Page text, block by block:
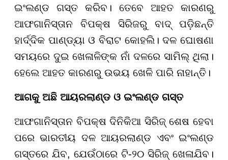
ଇଂଲଣ୍ଡ ଗସ୍ତ କରିବ। ତେବେ ଆହତ କାରଣରୁ
ଆଫଗାନିସ୍ତାନ ବିପକ୍ଷ ସିରିଜରୁ ବାଦ୍ ପଡ଼ିଛନ୍ତି
ହାର୍ଦ୍ଦିକ ପାଣ୍ଡ୍ୟା ଓ ବିରାଟ କୋହଲି। ଦଳ ଘୋଷଣା
ସମୟରେ ଦୁଇ ଖେଳାଳିଙ୍କ ନାଁ ଦଳରେ ସାମିଲ୍ ଥିଲା।
ହେଲେ ଆହତ କାରଣରୁ ଉଭୟ ଖେଳି ପାରି ନାହାନ୍ତି।
ଆଗକୁ ଅଛି ଆୟରଲାଣ୍ଡ ଓ ଇଂଲଣ୍ଡ ଗସ୍ତ
ଆଫଗାନିସ୍ତାନ ବିପକ୍ଷ ଦିନିକିଆ ସିରିଜ୍ ଶେଷ ହେବା
ପରେ ଭାରତୀୟ ଦଳ ଆୟରଲାଣ୍ଡ ଏବଂ ଇଂଲଣ୍ଡ
ଗସ୍ତରେ ଯିବ, ଯେଉଁଠାରେ ଟି-୨୦ ସିରିଜ୍ ଖେଳାଯିବ।